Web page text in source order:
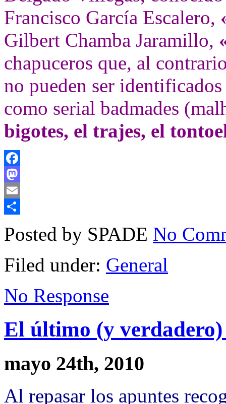
Francisco García Escalero,
Gilbert Chamba Jaramillo,
chapuceros que, al
no pueden ser
como serial badmades
bigotes, el trajes, el
Facebook
Mastodon
Email
Posted by SPADE No
Filed under: General
No Response
El último (y verdadero)
mayo 24th, 2010
Al repasar los apuntes